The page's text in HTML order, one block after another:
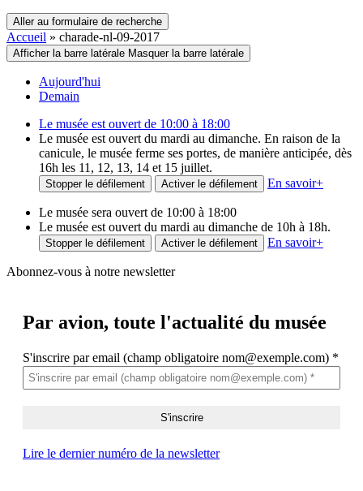
Aller au formulaire de recherche
Accueil » charade-nl-09-2017
Afficher la barre latérale Masquer la barre latérale
Aujourd'hui
Demain
Le musée est ouvert de 10:00 à 18:00
Le musée est ouvert du mardi au dimanche. En raison de la
canicule, le musée ferme ses portes, de manière anticipée, dès
16h les 11, 12, 13, 14 et 15 juillet.
Stopper le défilement Activer le défilement En savoir+
Le musée sera ouvert de 10:00 à 18:00
Le musée est ouvert du mardi au dimanche de 10h à 18h.
Stopper le défilement Activer le défilement En savoir+
Abonnez-vous à notre newsletter
Par avion, toute l'actualité du musée
S'inscrire par email (champ obligatoire nom@exemple.com) *
Lire le dernier numéro de la newsletter